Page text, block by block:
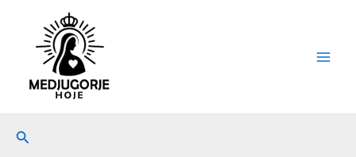
conteúdo
Pesquisar
navigation